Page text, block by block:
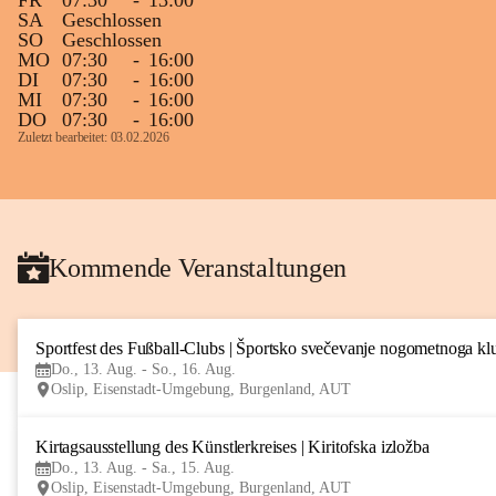
SA
Geschlossen
SO
Geschlossen
MO 07:30 - 16:00
DI
07:30 - 16:00
MI
07:30 - 16:00
DO
07:30 - 16:00
Zuletzt bearbeitet: 03.02.2026
Kommende Veranstaltungen
Sportfest des Fußball-Clubs | Športsko svečevanje nogometnoga
Do., 13. Aug. - So., 16. Aug.
Oslip, Eisenstadt-Umgebung, Burgenland, AUT
Kirtagsausstellung des Künstlerkreises | Kiritofska izložba
Do., 13. Aug. - Sa., 15. Aug.
Oslip, Eisenstadt-Umgebung, Burgenland, AUT